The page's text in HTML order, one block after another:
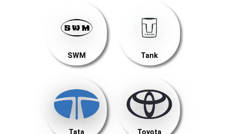
SWM Tank
Tata Toyota